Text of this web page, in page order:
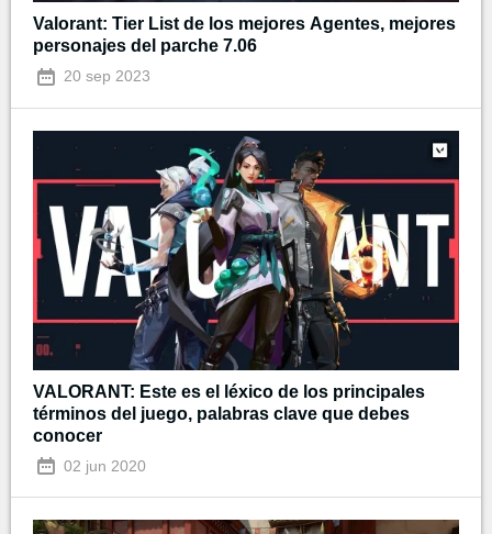
Valorant: Tier List de los mejores Agentes, mejores
personajes del parche 7.06
20 sep 2023
VALORANT: Este es el léxico de los principales
términos del juego, palabras clave que debes
conocer
02 jun 2020